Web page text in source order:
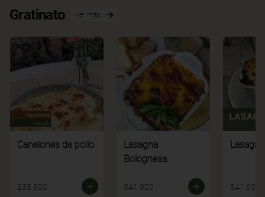
Gratinato Ver más
Canelones de pollo
$38.900
Lasagna
Bolognesa
$41.900 $41.900